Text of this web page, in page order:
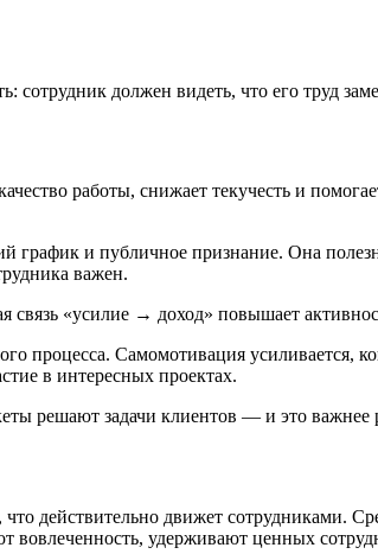
должен видеть, что его труд
работы, снижает текучесть и
и публичное признание. Она
важен.
«усилие → доход» повышает
процесса. Самомотивация усиливается,
в интересных проектах.
решают задачи клиентов — и это важнее
действительно движет сотрудниками.
удерживают ценных